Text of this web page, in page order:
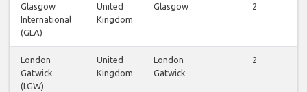
Glasgow
International
(GLA)
United
Kingdom
Glasgow
2
London
Gatwick
(LGW)
United
Kingdom
London
Gatwick
2